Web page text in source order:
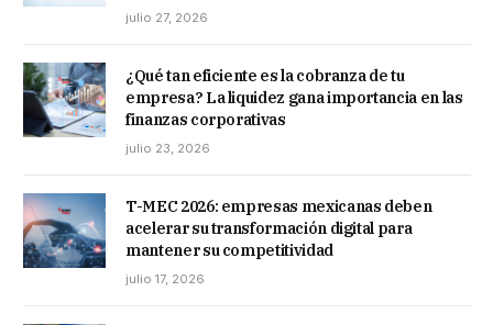
julio 27, 2026
¿Qué tan eficiente es la cobranza de tu
empresa? La liquidez gana importancia en las
finanzas corporativas
julio 23, 2026
T-MEC 2026: empresas mexicanas deben
acelerar su transformación digital para
mantener su competitividad
julio 17, 2026